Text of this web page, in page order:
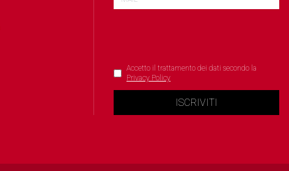
Accetto il trattamento dei dati secondo la
Privacy Policy
ISCRIVITI